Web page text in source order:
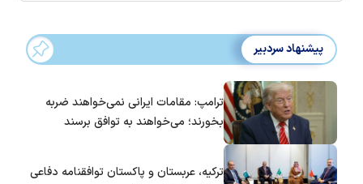
پیشنهاد سردبیر
ترامپ: مقامات ایرانی نمی‌خواهند ضربه
بخورند؛ می‌خواهند به توافق برسند
ترکیه، عربستان و پاکستان توافقنامه دفاعی